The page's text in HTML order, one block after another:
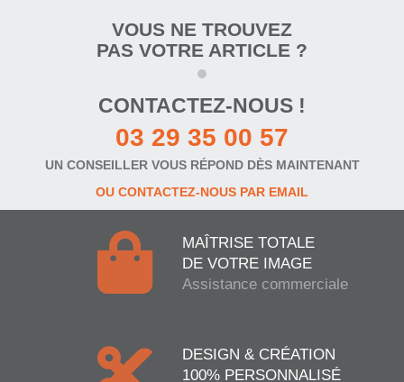
VOUS NE TROUVEZ
PAS VOTRE ARTICLE ?
CONTACTEZ-NOUS !
03 29 35 00 57
UN CONSEILLER VOUS RÉPOND DÈS MAINTENANT
OU CONTACTEZ-NOUS PAR EMAIL
MAÎTRISE TOTALE
DE VOTRE IMAGE
Assistance commerciale
DESIGN & CRÉATION
100% PERSONNALISÉ